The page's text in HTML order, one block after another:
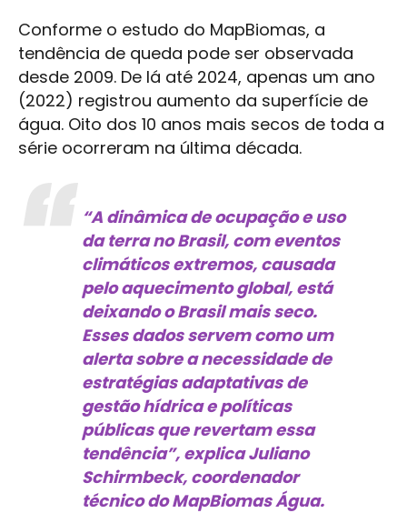
Conforme o estudo do MapBiomas, a
tendência de queda pode ser observada
desde 2009. De lá até 2024, apenas um ano
(2022) registrou aumento da superfície de
água. Oito dos 10 anos mais secos de toda a
série ocorreram na última década.
“A dinâmica de ocupação e uso
da terra no Brasil, com eventos
climáticos extremos, causada
pelo aquecimento global, está
deixando o Brasil mais seco.
Esses dados servem como um
alerta sobre a necessidade de
estratégias adaptativas de
gestão hídrica e políticas
públicas que revertam essa
tendência”, explica Juliano
Schirmbeck, coordenador
técnico do MapBiomas Água.